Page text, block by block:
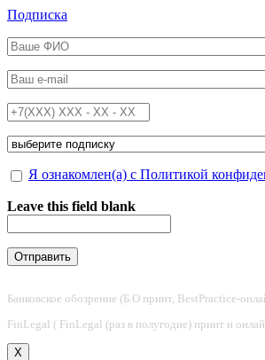
Перейти к основному содержанию
Подписка
ФИО*
Email*
Телефон*
Подписка на*
Обработка персональных данных*
Я ознакомлен(а) с Политикой
Leave this field blank
Банковское обозрение (Б.О принт, BestPractice-
FinLegal ( FinLegal (раз в полугодие) принт и
X